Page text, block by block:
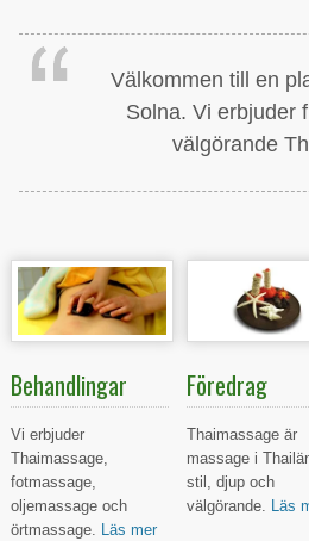
Välkommen till en
Solna. Vi erbjuder
välgörande
Behandlingar
Vi erbjuder
Thaimassage,
fotmassage,
oljemassage och
örtmassage. Läs mer
Föredrag
Thaimassage är
massage i
stil, djup och
välgörande. Läs